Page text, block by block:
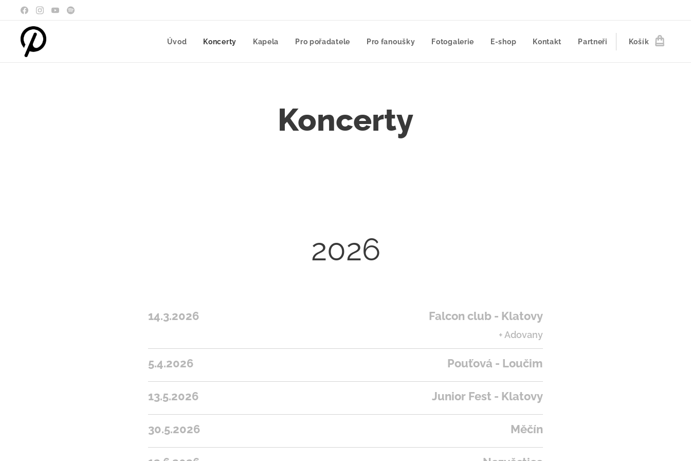
Úvod Koncerty Kapela Pro pořadatele Pro fanoušky Fotogalerie E-shop Kontakt Partneři Košík
Koncerty
2026
14.3.2026 Falcon club - Klatovy
+ Adovany
5.4.2026 Pouťová - Loučim
13.5.2026 Junior Fest - Klatovy
30.5.2026 Měčín